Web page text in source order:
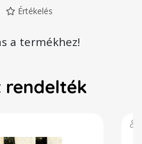
Értékelés
a termékhez!
rendelték